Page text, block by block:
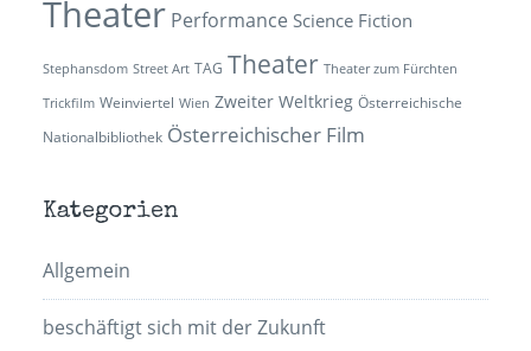
Theater Performance Science Fiction
Stephansdom Street Art TAG Theater Theater zum Fürchten
Trickfilm Weinviertel Wien Zweiter Weltkrieg Österreichische
Nationalbibliothek Österreichischer Film
Kategorien
Allgemein
beschäftigt sich mit der Zukunft